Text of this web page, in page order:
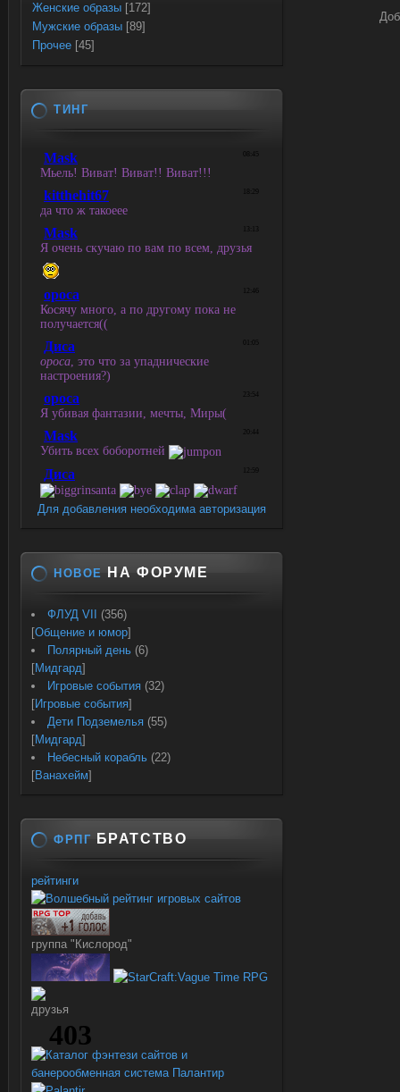
Женские образы [172]
Мужские образы [89]
Прочее [45]
ТИНГ
Для добавления необходима авторизация
НОВОЕ НА ФОРУМЕ
ФЛУД VII
(356)
[Общение и юмор]
Полярный день (6)
[Мидгард]
Игровые события (32)
[Игровые события]
Дети Подземелья (55)
[Мидгард]
Небесный корабль (22)
[Ванахейм]
ФРПГ БРАТСТВО
рейтинги
группа "Кислород"
друзья